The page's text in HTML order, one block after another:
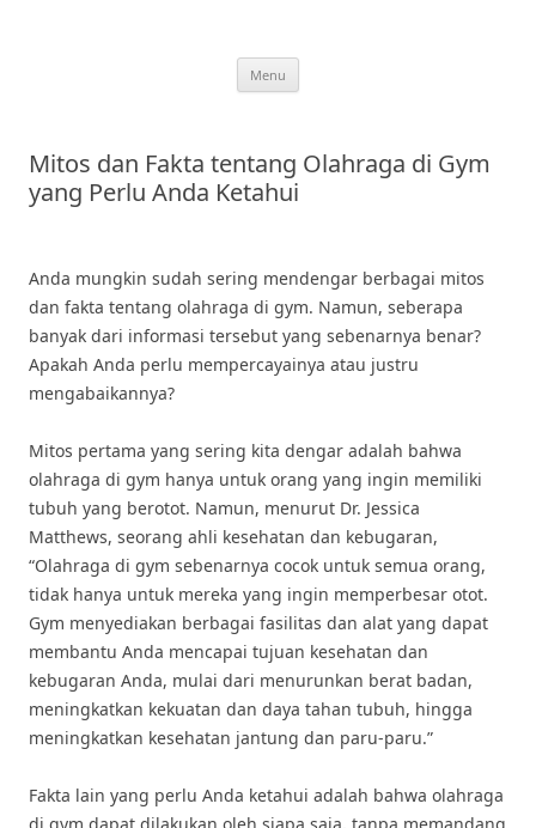
Menu
Mitos dan Fakta tentang Olahraga di Gym
yang Perlu Anda Ketahui
Anda mungkin sudah sering mendengar berbagai mitos
dan fakta tentang olahraga di gym. Namun, seberapa
banyak dari informasi tersebut yang sebenarnya benar?
Apakah Anda perlu mempercayainya atau justru
mengabaikannya?
Mitos pertama yang sering kita dengar adalah bahwa
olahraga di gym hanya untuk orang yang ingin memiliki
tubuh yang berotot. Namun, menurut Dr. Jessica
Matthews, seorang ahli kesehatan dan kebugaran,
“Olahraga di gym sebenarnya cocok untuk semua orang,
tidak hanya untuk mereka yang ingin memperbesar otot.
Gym menyediakan berbagai fasilitas dan alat yang dapat
membantu Anda mencapai tujuan kesehatan dan
kebugaran Anda, mulai dari menurunkan berat badan,
meningkatkan kekuatan dan daya tahan tubuh, hingga
meningkatkan kesehatan jantung dan paru-paru.”
Fakta lain yang perlu Anda ketahui adalah bahwa olahraga